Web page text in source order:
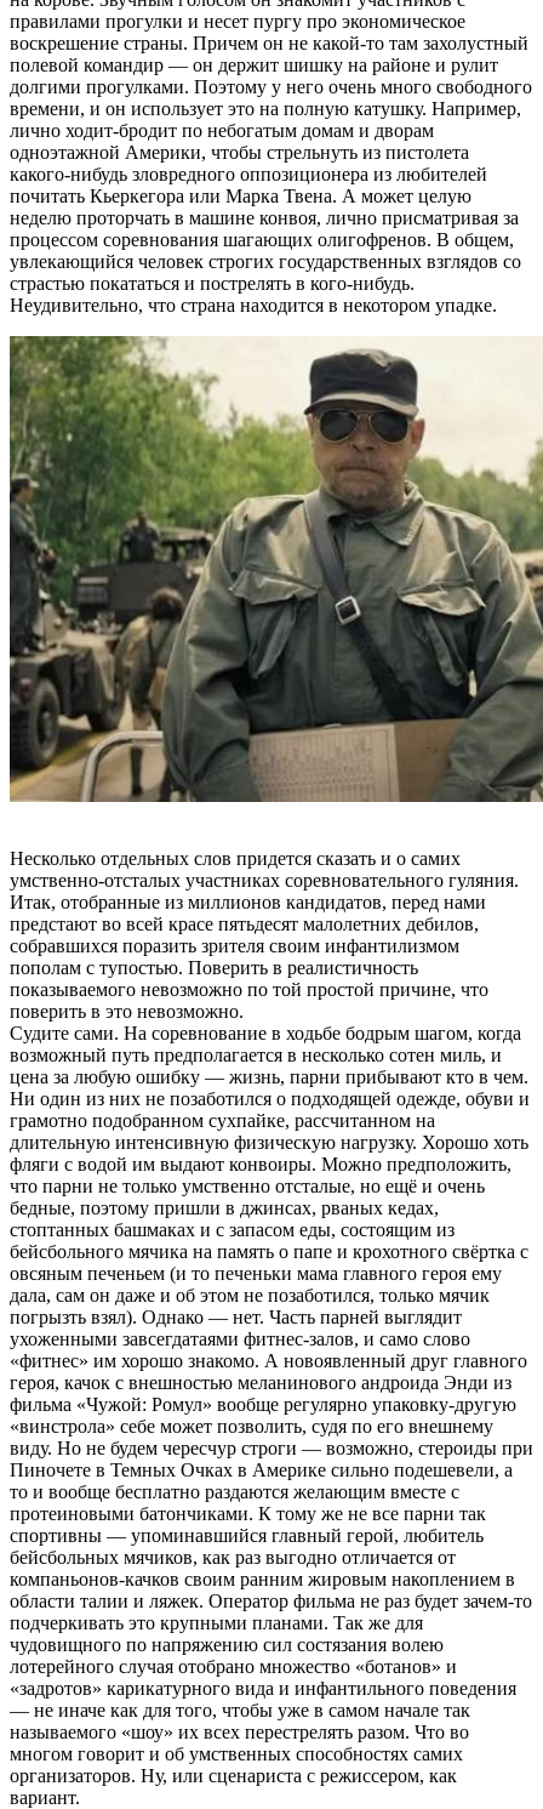
правилами прогулки и несет пургу про экономическое
воскрешение страны. Причем он не какой-то там захолустный
полевой командир — он держит шишку на районе и рулит
долгими прогулками. Поэтому у него очень много свободного
времени, и он использует это на полную катушку. Например,
лично ходит-бродит по небогатым домам и дворам
одноэтажной Америки, чтобы стрельнуть из пистолета
какого-нибудь зловредного оппозиционера из любителей
почитать Кьеркегора или Марка Твена. А может целую
неделю проторчать в машине конвоя, лично присматривая за
процессом соревнования шагающих олигофренов. В общем,
увлекающийся человек строгих государственных взглядов со
страстью покататься и пострелять в кого-нибудь.
Неудивительно, что страна находится в некотором упадке.
Несколько отдельных слов придется сказать и о самих
умственно-отсталых участниках соревновательного гуляния.
Итак, отобранные из миллионов кандидатов, перед нами
предстают во всей красе пятьдесят малолетних дебилов,
собравшихся поразить зрителя своим инфантилизмом
пополам с тупостью. Поверить в реалистичность
показываемого невозможно по той простой причине, что
поверить в это невозможно.
Судите сами. На соревнование в ходьбе бодрым шагом, когда
возможный путь предполагается в несколько сотен миль, и
цена за любую ошибку — жизнь, парни прибывают кто в чем.
Ни один из них не позаботился о подходящей одежде, обуви и
грамотно подобранном сухпайке, рассчитанном на
длительную интенсивную физическую нагрузку. Хорошо хоть
фляги с водой им выдают конвоиры. Можно предположить,
что парни не только умственно отсталые, но ещё и очень
бедные, поэтому пришли в джинсах, рваных кедах,
стоптанных башмаках и с запасом еды, состоящим из
бейсбольного мячика на память о папе и крохотного свёртка с
овсяным печеньем (и то печеньки мама главного героя ему
дала, сам он даже и об этом не позаботился, только мячик
погрызть взял). Однако — нет. Часть парней выглядит
ухоженными завсегдатаями фитнес-залов, и само слово
«фитнес» им хорошо знакомо. А новоявленный друг главного
героя, качок с внешностью меланинового андроида Энди из
фильма «Чужой: Ромул» вообще регулярно упаковку-другую
«винстрола» себе может позволить, судя по его внешнему
виду. Но не будем чересчур строги — возможно, стероиды при
Пиночете в Темных Очках в Америке сильно подешевели, а
то и вообще бесплатно раздаются желающим вместе с
протеиновыми батончиками. К тому же не все парни так
спортивны — упоминавшийся главный герой, любитель
бейсбольных мячиков, как раз выгодно отличается от
компаньонов-качков своим ранним жировым накоплением в
области талии и ляжек. Оператор фильма не раз будет зачем-то
подчеркивать это крупными планами. Так же для
чудовищного по напряжению сил состязания волею
лотерейного случая отобрано множество «ботанов» и
«задротов» карикатурного вида и инфантильного поведения
— не иначе как для того, чтобы уже в самом начале так
называемого «шоу» их всех перестрелять разом. Что во
многом говорит и об умственных способностях самих
организаторов. Ну, или сценариста с режиссером, как
вариант.